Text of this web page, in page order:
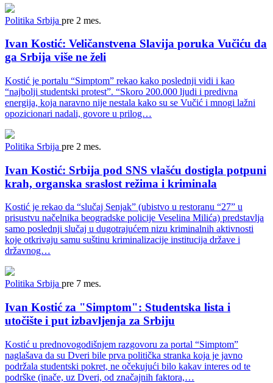
Politika Srbija pre 2 mes.
Ivan Kostić: Veličanstvena Slavija poruka Vučiću da
ga Srbija više ne želi
Kostić je portalu “Simptom” rekao kako poslednji vidi i kao
“najbolji studentski protest”. “Skoro 200.000 ljudi i predivna
energija, koja naravno nije nestala kako su se Vučić i mnogi lažni
opozicionari nadali, govore u prilog…
Politika Srbija pre 2 mes.
Ivan Kostić: Srbija pod SNS vlašću dostigla potpuni
krah, organska sraslost režima i kriminala
Kostić je rekao da “slučaj Senjak” (ubistvo u restoranu “27” u
prisustvu načelnika beogradske policije Veselina Milića) predstavlja
samo poslednji slučaj u dugotrajućem nizu kriminalnih aktivnosti
koje otkrivaju samu suštinu kriminalizacije institucija države i
državnog…
Politika Srbija pre 7 mes.
Ivan Kostić za "Simptom": Studentska lista i
utočište i put izbavljenja za Srbiju
Kostić u prednovogodišnjem razgovoru za portal “Simptom”
naglašava da su Dveri bile prva politička stranka koja je javno
podržala studentski pokret, ne očekujući bilo kakav interes od te
podrške (inače, uz Dveri, od značajnih faktora,…